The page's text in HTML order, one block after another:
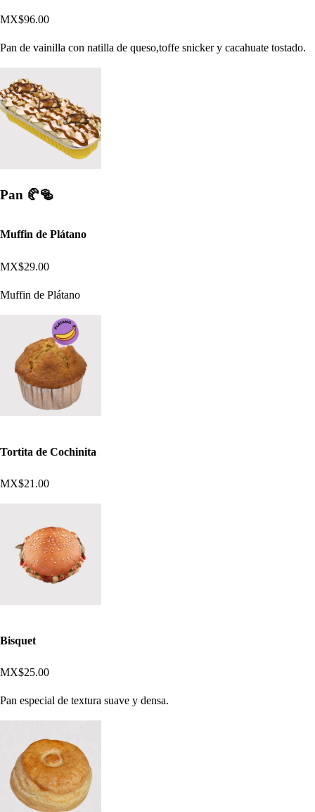
MX$96.00
Pan de vainilla con natilla de queso,toffe snicker y cacahuate tostado.
Pan 🥐​🥯​
Muffin de Plátano
MX$29.00
Muffin de Plátano
Tortita de Cochinita
MX$21.00
Bisquet
MX$25.00
Pan especial de textura suave y densa.